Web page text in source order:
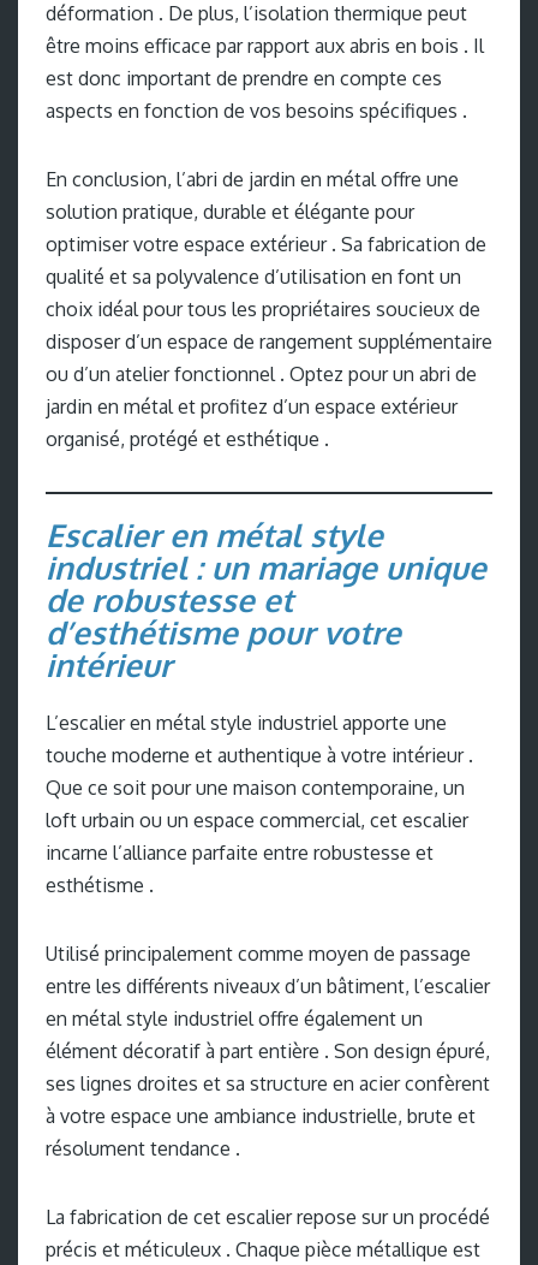
déformation . De plus, l’isolation thermique peut
être moins efficace par rapport aux abris en bois . Il
est donc important de prendre en compte ces
aspects en fonction de vos besoins spécifiques .
En conclusion, l’abri de jardin en métal offre une
solution pratique, durable et élégante pour
optimiser votre espace extérieur . Sa fabrication de
qualité et sa polyvalence d’utilisation en font un
choix idéal pour tous les propriétaires soucieux de
disposer d’un espace de rangement supplémentaire
ou d’un atelier fonctionnel . Optez pour un abri de
jardin en métal et profitez d’un espace extérieur
organisé, protégé et esthétique .
Escalier en métal style
industriel : un mariage unique
de robustesse et
d’esthétisme pour votre
intérieur
L’escalier en métal style industriel apporte une
touche moderne et authentique à votre intérieur .
Que ce soit pour une maison contemporaine, un
loft urbain ou un espace commercial, cet escalier
incarne l’alliance parfaite entre robustesse et
esthétisme .
Utilisé principalement comme moyen de passage
entre les différents niveaux d’un bâtiment, l’escalier
en métal style industriel offre également un
élément décoratif à part entière . Son design épuré,
ses lignes droites et sa structure en acier confèrent
à votre espace une ambiance industrielle, brute et
résolument tendance .
La fabrication de cet escalier repose sur un procédé
précis et méticuleux . Chaque pièce métallique est